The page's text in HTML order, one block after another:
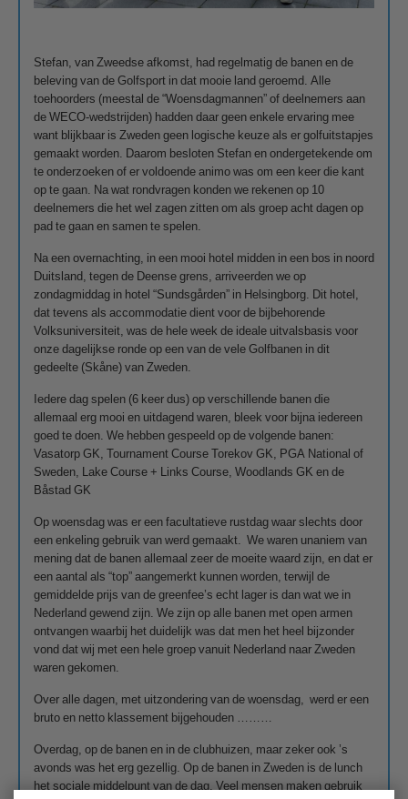
Stefan, van Zweedse afkomst, had regelmatig de banen en de
beleving van de Golfsport in dat mooie land geroemd. Alle
toehoorders (meestal de “Woensdagmannen” of deelnemers aan
de WECO-wedstrijden) hadden daar geen enkele ervaring mee
want blijkbaar is Zweden geen logische keuze als er golfuitstapjes
gemaakt worden. Daarom besloten Stefan en ondergetekende om
te onderzoeken of er voldoende animo was om een keer die kant
op te gaan. Na wat rondvragen konden we rekenen op 10
deelnemers die het wel zagen zitten om als groep acht dagen op
pad te gaan en samen te spelen.
Na een overnachting, in een mooi hotel midden in een bos in noord
Duitsland, tegen de Deense grens, arriveerden we op
zondagmiddag in hotel “Sundsgården” in Helsingborg. Dit hotel,
dat tevens als accommodatie dient voor de bijbehorende
Volksuniversiteit, was de hele week de ideale uitvalsbasis voor
onze dagelijkse ronde op een van de vele Golfbanen in dit
gedeelte (Skåne) van Zweden.
Iedere dag spelen (6 keer dus) op verschillende banen die
allemaal erg mooi en uitdagend waren, bleek voor bijna iedereen
goed te doen. We hebben gespeeld op de volgende banen:
Vasatorp GK, Tournament Course Torekov GK, PGA National of
Sweden, Lake Course + Links Course, Woodlands GK en de
Båstad GK
Op woensdag was er een facultatieve rustdag waar slechts door
een enkeling gebruik van werd gemaakt. We waren unaniem van
mening dat de banen allemaal zeer de moeite waard zijn, en dat er
een aantal als “top” aangemerkt kunnen worden, terwijl de
gemiddelde prijs van de greenfee’s echt lager is dan wat we in
Nederland gewend zijn. We zijn op alle banen met open armen
ontvangen waarbij het duidelijk was dat men het heel bijzonder
vond dat wij met een hele groep vanuit Nederland naar Zweden
waren gekomen.
Over alle dagen, met uitzondering van de woensdag, werd er een
bruto en netto klassement bijgehouden ………
Overdag, op de banen en in de clubhuizen, maar zeker ook ’s
avonds was het erg gezellig. Op de banen in Zweden is de lunch
het sociale middelpunt van de dag. Veel mensen maken gebruik